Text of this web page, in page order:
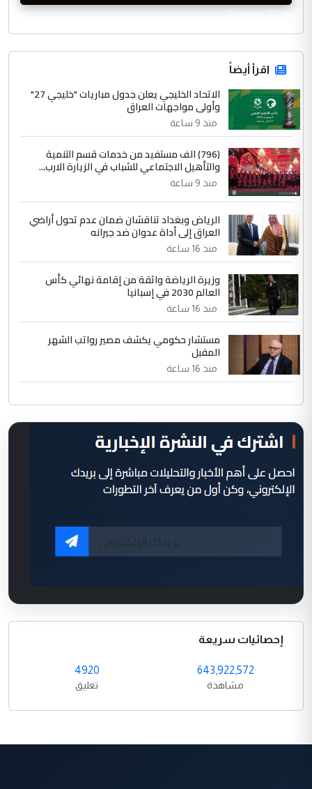
CurrencyRate
اقرأ أيضاً
الاتحاد الخليجي يعلن جدول مباريات "خليجي 27"
وأولى مواجهات العراق
منذ 9 ساعة
(796) الف مستفيد من خدمات قسم التنمية
والتأهيل الاجتماعي للشباب في الزيارة الارب...
منذ 9 ساعة
الرياض وبغداد تناقشان ضمان عدم تحول أراضي
العراق إلى أداة عدوان ضد جيرانه
منذ 16 ساعة
وزيرة الرياضة واثقة من إقامة نهائي كأس
العالم 2030 في إسبانيا
منذ 16 ساعة
مستشار حكومي يكشف مصير رواتب الشهر
المقبل
منذ 16 ساعة
إحصائيات سريعة
643,922,572
مشاهدة
4920
تعليق